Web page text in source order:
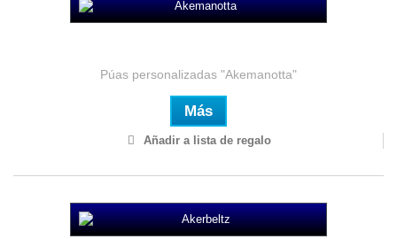
Púas personalizadas "Akemanotta"
Más
Añadir a lista de regalo